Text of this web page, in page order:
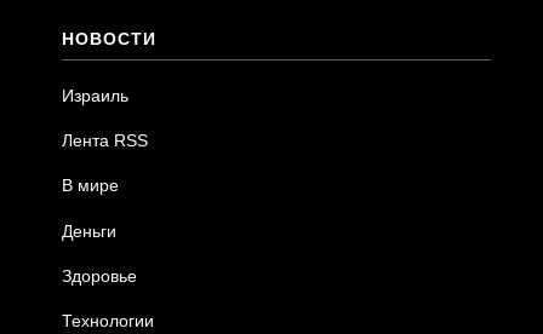
НОВОСТИ
Израиль
Лента RSS
В мире
Деньги
Здоровье
Технологии